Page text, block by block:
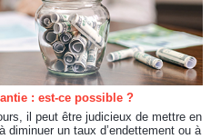
: est-ce possible ?
il peut être judicieux de mettre en
un taux d’endettement ou à